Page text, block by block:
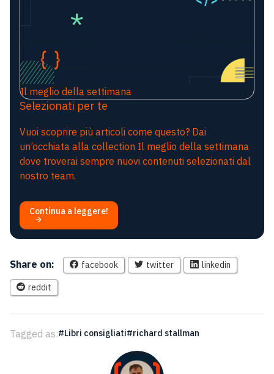
Il meglio della settimana
Selezionati per te
Vuoi scoprire più articoli come questo? Dai
un’occhiata alla collection Il meglio della settimana
dove troverai sempre nuovi contenuti selezionati dal
nostro team.
Continua a leggere!
Share on: facebook twitter linkedin
reddit
Tagged as: Libri consigliati richard stallman